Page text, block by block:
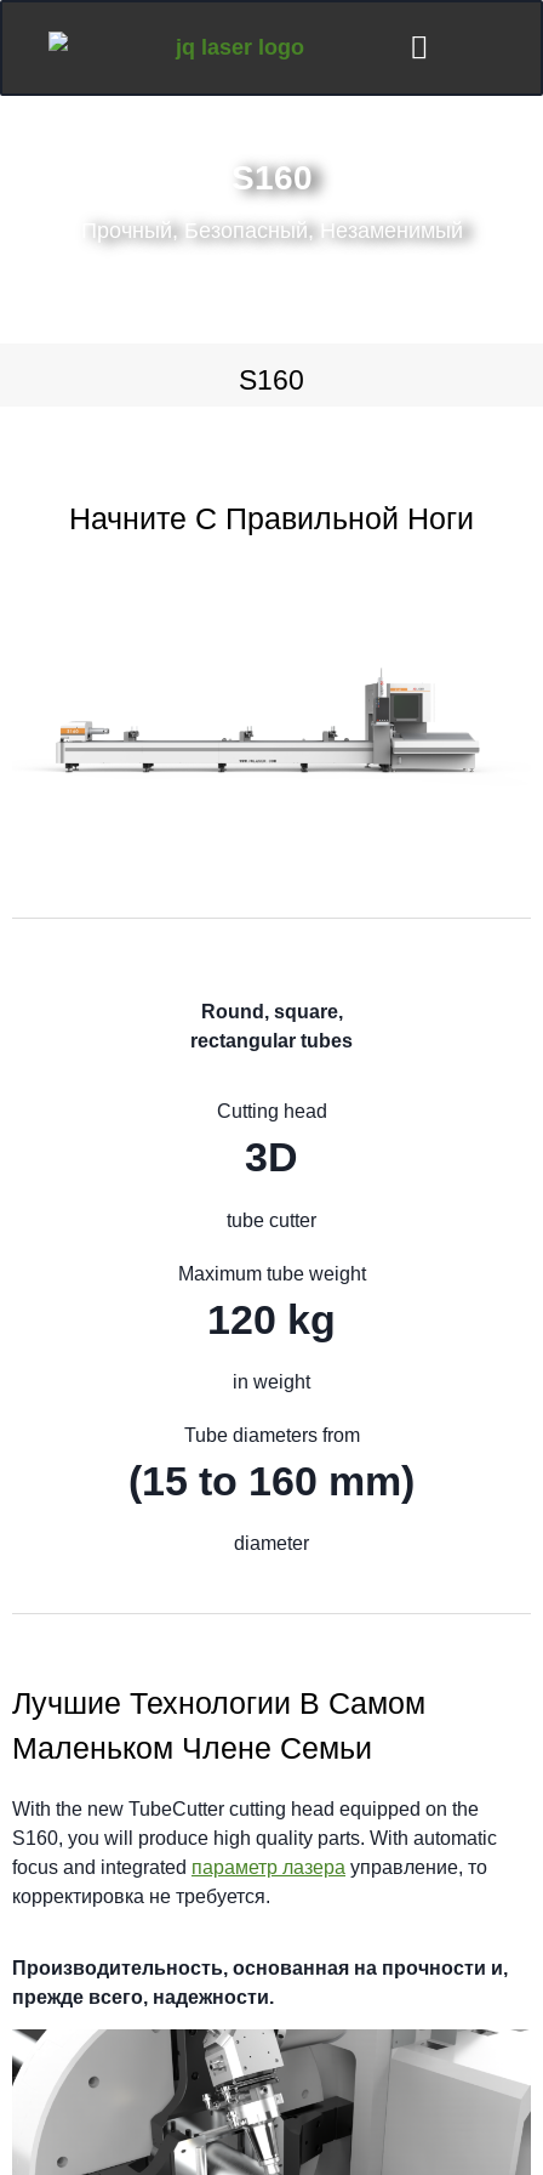
S160
Прочный, Безопасный, Незаменимый
S160
Начните С Правильной Ноги
Round, square,
rectangular tubes
Cutting head
3D
tube cutter
Maximum tube weight
120 kg
in weight
Tube diameters from
(15 to 160 mm)
diameter
Лучшие Технологии В Самом
Маленьком Члене Семьи
With the new TubeCutter cutting head equipped on the
S160, you will produce high quality parts. With automatic
focus and integrated параметр лазера управление, то
корректировка не требуется.
Производительность, основанная на прочности и,
прежде всего, надежности.